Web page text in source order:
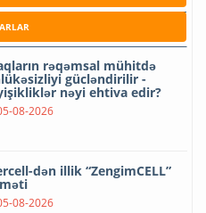
rəqəmsal mühitdə
gücləndirilir -
nəyi ehtiva edir?
08-2026
dən illik “ZengimCELL”
08-2026